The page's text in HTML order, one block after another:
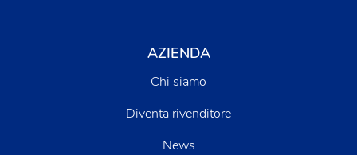
AZIENDA
Chi siamo
Diventa rivenditore
News